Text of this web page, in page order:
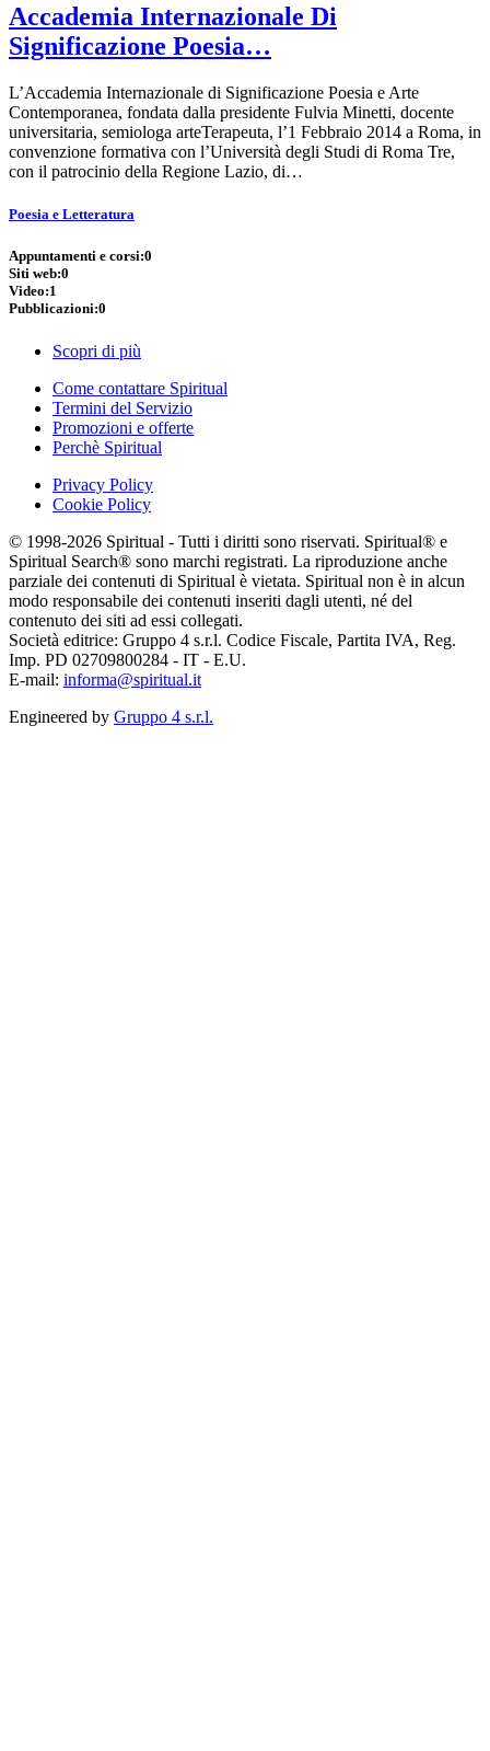
Accademia Internazionale Di
Significazione Poesia…
L’Accademia Internazionale di Significazione Poesia e Arte
Contemporanea, fondata dalla presidente Fulvia Minetti, docente
universitaria, semiologa arteTerapeuta, l’1 Febbraio 2014 a Roma, in
convenzione formativa con l’Università degli Studi di Roma Tre,
con il patrocinio della Regione Lazio, di…
Poesia e Letteratura
Appuntamenti e corsi:0
Siti web:0
Video:1
Pubblicazioni:0
Scopri di più
Come contattare Spiritual
Termini del Servizio
Promozioni e offerte
Perchè Spiritual
Privacy Policy
Cookie Policy
© 1998-2026 Spiritual - Tutti i diritti sono riservati. Spiritual® e
Spiritual Search® sono marchi registrati. La riproduzione anche
parziale dei contenuti di Spiritual è vietata. Spiritual non è in alcun
modo responsabile dei contenuti inseriti dagli utenti, né del
contenuto dei siti ad essi collegati.
Società editrice: Gruppo 4 s.r.l. Codice Fiscale, Partita IVA, Reg.
Imp. PD 02709800284 - IT - E.U.
E-mail: informa@spiritual.it
Engineered by Gruppo 4 s.r.l.